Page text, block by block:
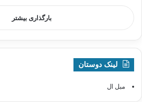
بارگذاری بیشتر
لینک دوستان
مبل ال